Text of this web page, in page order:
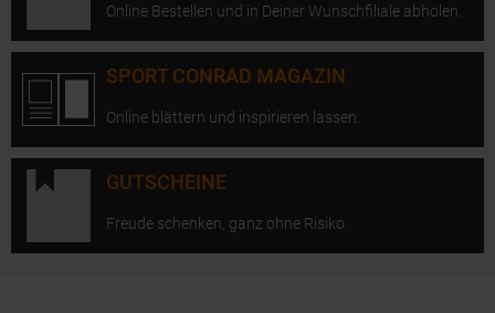
Online Bestellen und in Deiner Wunschfiliale abholen.
SPORT CONRAD MAGAZIN
Online blättern und inspirieren lassen.
GUTSCHEINE
Freude schenken, ganz ohne Risiko.